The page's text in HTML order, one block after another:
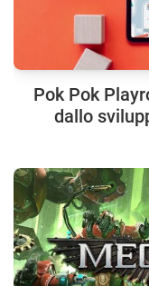
Pok Pok
dallo